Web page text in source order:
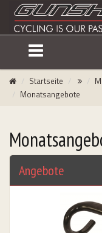
Startseite
Monatsangebote
Angebote